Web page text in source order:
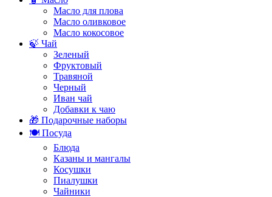
Масло для плова
Масло оливковое
Масло кокосовое
🍃 Чай
Зеленый
Фруктовый
Травяной
Черный
Иван чай
Добавки к чаю
🎁 Подарочные наборы
🍽️ Посуда
Блюда
Казаны и мангалы
Косушки
Пиалушки
Чайники